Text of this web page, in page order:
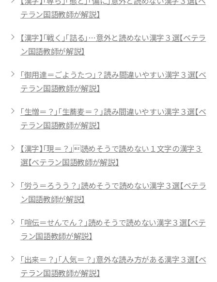
テラン国語教師が解説】
【漢字】「戦く」「詰る」…意外と読めない漢字３選【ベテラ
ン国語教師が解説】
「御用達＝ごようたつ」？読み間違いやすい漢字３選【ベ
テラン国語教師が解説】
「生憎＝？」「生蕎麦＝？」読み間違いやすい漢字３選【ベ
テラン国語教師が解説】
【漢字】「現＝？」読めそうで読めない１文字の漢字３
選【ベテラン国語教師が解説】
「労う＝ろうう？」読めそうで読めない漢字３選【ベテラ
ン国語教師が解説】
「喧伝＝せんでん？」読めそうで読めない漢字３選【ベテ
ラン国語教師が解説】
「出来＝？」「人気＝？」意外な読み方がある漢字３選【ベ
テラン国語教師が解説】